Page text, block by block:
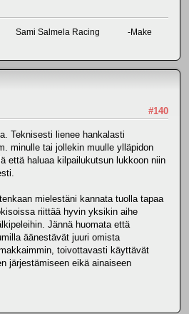
Sami Salmela Racing -Make
#140
Teknisesti lienee hankalasti
minulle tai jollekin muulle ylläpidon
että haluaa kilpailukutsun lukkoon niin
mielestäni kannata tuolla tapaa
riittää hyvin yksikin aihe
Jännä huomata että
äänestävät juuri omista
toivottavasti käyttävät
järjestämiseen eikä ainaiseen